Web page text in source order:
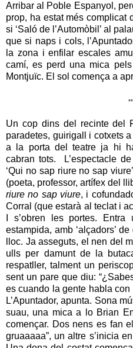
Arribar al Poble Espanyol,
prop, ha estat més complicat
si ‘Saló de l’Automòbil’ al
que si naps i cols,
la zona i enfilar escales
camí, es perd una mica
Montjuïc. El sol comença a
Un cop dins del recinte del
paradetes, guirigall i cotxets
a la porta del teatre ja hi
cabran tots. L’espectacle
‘Qui no sap riure no sap
(poeta, professor, artífex del
riure no sap viure, i
Corral (que estarà al teclat i
I s’obren les portes.
estampida, amb ‘alçadors’
lloc. Ja asseguts, el nen del
ulls per damunt de la
respatller, talment un
sent un pare que diu:
es cuando la gente habla con
L’Apuntador, apunta. Sona
suau, una mica a lo Brian
començar. Dos nens es fan
gruaaaaa”, un altre s’inicia